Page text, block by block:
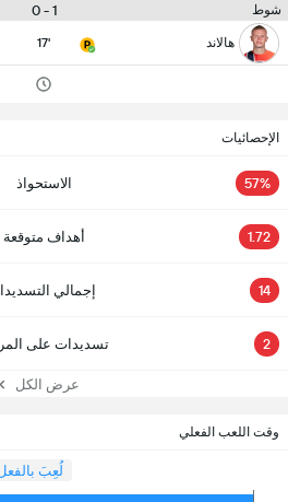
شوط 1 - 0
هالاند 17'
الإحصائيات
57% الاستحواذ
1.72 أهداف متوقعة
14 إجمالي
2 تسديدات على
عرض الكل
وقت اللعب الفعلي
لُعِبَ بالفعل